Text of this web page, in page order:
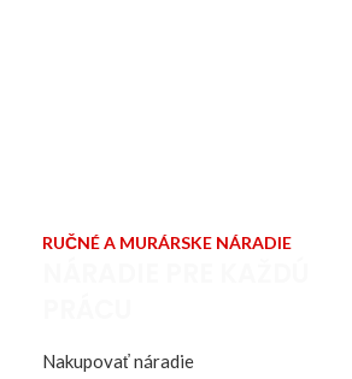
RUČNÉ A MURÁRSKE NÁRADIE
Nakupovať náradie